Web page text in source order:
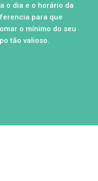
o dia e o horário da
para que
o mínimo do seu
tão valioso.